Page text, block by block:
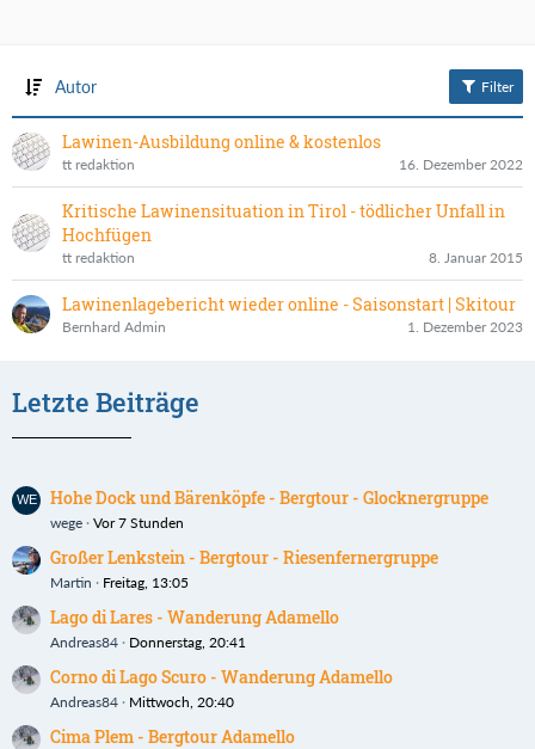
Autor Filter
Lawinen-Ausbildung online & kostenlos
tt redaktion 16. Dezember 2022
Kritische Lawinensituation in Tirol - tödlicher Unfall in
Hochfügen
tt redaktion 8. Januar 2015
Lawinenlagebericht wieder online - Saisonstart | Skitour
Bernhard Admin 1. Dezember 2023
Letzte Beiträge
Hohe Dock und Bärenköpfe - Bergtour - Glocknergruppe
wege Vor 7 Stunden
Großer Lenkstein - Bergtour - Riesenfernergruppe
Martin Freitag, 13:05
Lago di Lares - Wanderung Adamello
Andreas84 Donnerstag, 20:41
Corno di Lago Scuro - Wanderung Adamello
Andreas84 Mittwoch, 20:40
Cima Plem - Bergtour Adamello